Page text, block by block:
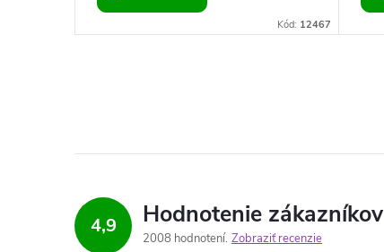
Kód: 12467
4,9 Hodnotenie zákazníkov
2008 hodnotení Zobraziť recenzie